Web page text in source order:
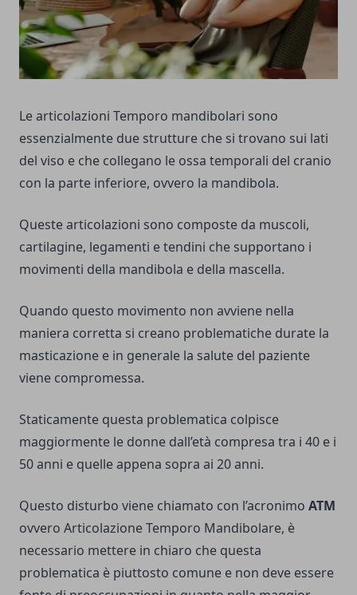
Le articolazioni Temporo mandibolari sono
essenzialmente due strutture che si trovano sui lati
del viso e che collegano le ossa temporali del cranio
con la parte inferiore, ovvero la mandibola.
Queste articolazioni sono composte da muscoli,
cartilagine, legamenti e tendini che supportano i
movimenti della mandibola e della mascella.
Quando questo movimento non avviene nella
maniera corretta si creano problematiche durate la
masticazione e in generale la salute del paziente
viene compromessa.
Staticamente questa problematica colpisce
maggiormente le donne dall’età compresa tra i 40 e i
50 anni e quelle appena sopra ai 20 anni.
Questo disturbo viene chiamato con l’acronimo ATM
ovvero Articolazione Temporo Mandibolare, è
necessario mettere in chiaro che questa
problematica è piuttosto comune e non deve essere